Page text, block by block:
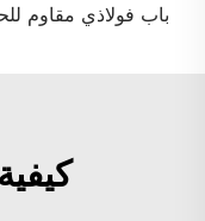
باب فولاذي مقاوم